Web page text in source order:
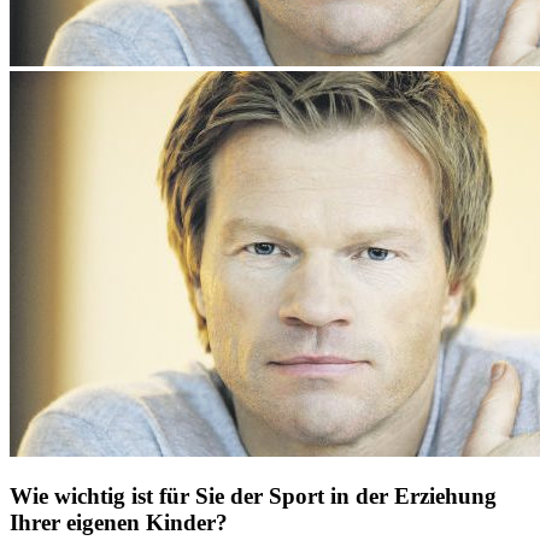
Wie wichtig ist für Sie der Sport in der Erziehung
Ihrer eigenen Kinder?